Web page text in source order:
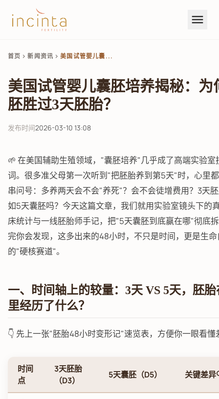
menu
首页 chevron_right新闻资讯 chevron_right美国试管婴儿囊...
美国试管婴儿囊胚培养揭秘：为
胚胜过3天胚胎？
发布时间2026-03-10 13:08
🌱 在美国辅助生殖领域，"囊胚培养"几乎成了高端实验室
词。很多准父母第一次听到"把胚胎养到第5天"时，心里
串问号：多养两天会不会"养死"？会不会徒增费用？3天
如5天囊胚吗？今天这篇文章，我们就用实验室镜头下的
床统计与一线胚胎师手记，把"5天囊胚到底赢在哪"彻底
完你会发现，这多出来的48小时，不只是时间，更是生
的"硬核赛道"。
一、时间轴上的较量：3天 VS 5天，胚
里经历了什么？
👇 先上一张"胚胎48小时变形记"速览表，方便你一眼看懂
时间
点
3天胚胎
（D3）
5天囊胚（D5） 关键差异